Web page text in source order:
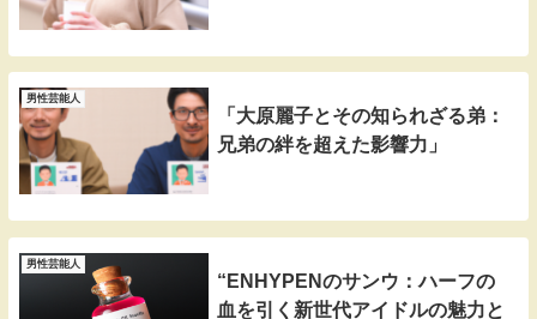
男性芸能人
「大原麗子とその知られざる弟：
兄弟の絆を超えた影響力」
男性芸能人
“ENHYPENのサンウ：ハーフの
血を引く新世代アイドルの魅力と